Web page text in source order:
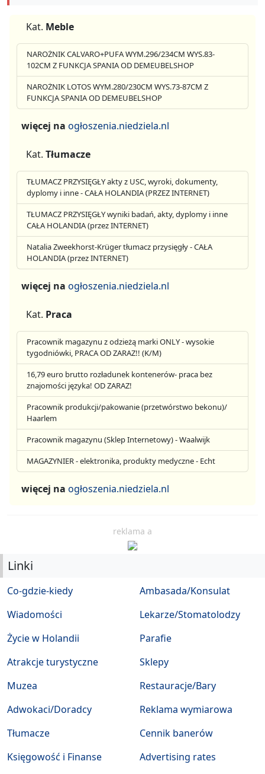
Kat. Meble
NAROŻNIK CALVARO+PUFA WYM.296/234CM WYS.83-
102CM Z FUNKCJA SPANIA OD DEMEUBELSHOP
NAROŻNIK LOTOS WYM.280/230CM WYS.73-87CM Z
FUNKCJA SPANIA OD DEMEUBELSHOP
więcej na ogłoszenia.niedziela.nl
Kat. Tłumacze
TŁUMACZ PRZYSIĘGŁY akty z USC, wyroki, dokumenty,
dyplomy i inne - CAŁA HOLANDIA (PRZEZ INTERNET)
TŁUMACZ PRZYSIĘGŁY wyniki badań, akty, dyplomy i inne
CAŁA HOLANDIA (przez INTERNET)
Natalia Zweekhorst-Krüger tłumacz przysięgły - CAŁA
HOLANDIA (przez INTERNET)
więcej na ogłoszenia.niedziela.nl
Kat. Praca
Pracownik magazynu z odzieżą marki ONLY - wysokie
tygodniówki, PRACA OD ZARAZ!! (K/M)
16,79 euro brutto rozładunek kontenerów- praca bez
znajomości języka! OD ZARAZ!
Pracownik produkcji/pakowanie (przetwórstwo bekonu)/
Haarlem
Pracownik magazynu (Sklep Internetowy) - Waalwijk
MAGAZYNIER - elektronika, produkty medyczne - Echt
więcej na ogłoszenia.niedziela.nl
reklama a
Linki
Co-gdzie-kiedy
Wiadomości
Życie w Holandii
Atrakcje turystyczne
Muzea
Ambasada/Konsulat
Lekarze/Stomatolodzy
Parafie
Sklepy
Restauracje/Bary
Adwokaci/Doradcy
Tłumacze
Księgowość i Finanse
Reklama wymiarowa
Cennik banerów
Advertising rates